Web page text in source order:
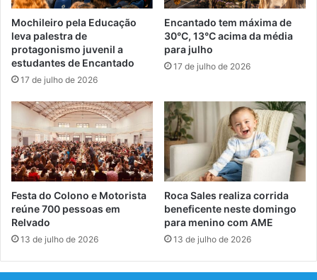
Mochileiro pela Educação
leva palestra de
protagonismo juvenil a
estudantes de Encantado
17 de julho de 2026
Encantado tem máxima de
30°C, 13°C acima da média
para julho
17 de julho de 2026
Festa do Colono e Motorista
reúne 700 pessoas em
Relvado
13 de julho de 2026
Roca Sales realiza corrida
beneficente neste domingo
para menino com AME
13 de julho de 2026